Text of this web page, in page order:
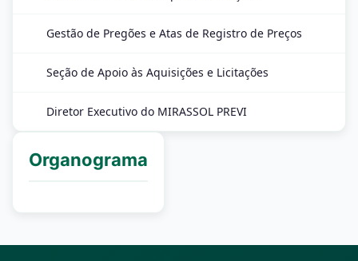
Gestão de Pregões e Atas de Registro de Preços
Seção de Apoio às Aquisições e Licitações
Diretor Executivo do MIRASSOL PREVI
Organograma